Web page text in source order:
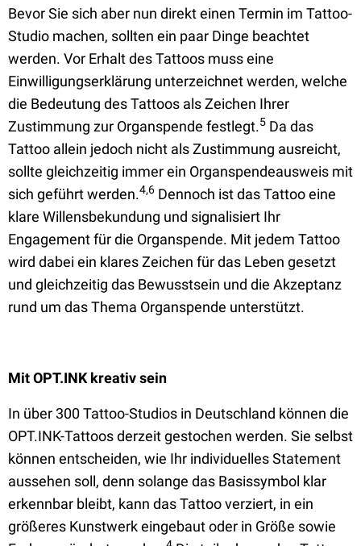
Bevor Sie sich aber nun direkt einen Termin im Tattoo-
Studio machen, sollten ein paar Dinge beachtet
werden. Vor Erhalt des Tattoos muss eine
Einwilligungserklärung unterzeichnet werden, welche
die Bedeutung des Tattoos als Zeichen Ihrer
Zustimmung zur Organspende festlegt.5 Da das
Tattoo allein jedoch nicht als Zustimmung ausreicht,
sollte gleichzeitig immer ein Organspendeausweis mit
sich geführt werden.4,6 Dennoch ist das Tattoo eine
klare Willensbekundung und signalisiert Ihr
Engagement für die Organspende. Mit jedem Tattoo
wird dabei ein klares Zeichen für das Leben gesetzt
und gleichzeitig das Bewusstsein und die Akzeptanz
rund um das Thema Organspende unterstützt.
Mit OPT.INK kreativ sein
In über 300 Tattoo-Studios in Deutschland können die
OPT.INK-Tattoos derzeit gestochen werden. Sie selbst
können entscheiden, wie Ihr individuelles Statement
aussehen soll, denn solange das Basissymbol klar
erkennbar bleibt, kann das Tattoo verziert, in ein
größeres Kunstwerk eingebaut oder in Größe sowie